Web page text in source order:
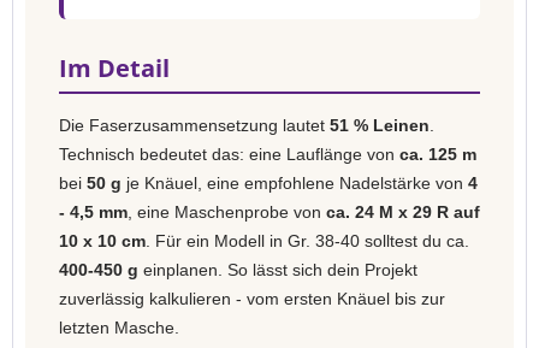
Im Detail
Die Faserzusammensetzung lautet 51 % Leinen
Technisch bedeutet das: eine Lauflänge von ca. 125 m
bei 50 g je Knäuel, eine empfohlene Nadelstärke von 4
- 4,5 mm , eine Maschenprobe von ca. 24 M x 29 R auf
10 x 10 cm . Für ein Modell in Gr. 38-40 solltest du ca.
400-450 g einplanen. So lässt sich dein Projekt
zuverlässig kalkulieren - vom ersten Knäuel bis zur
letzten Masche.